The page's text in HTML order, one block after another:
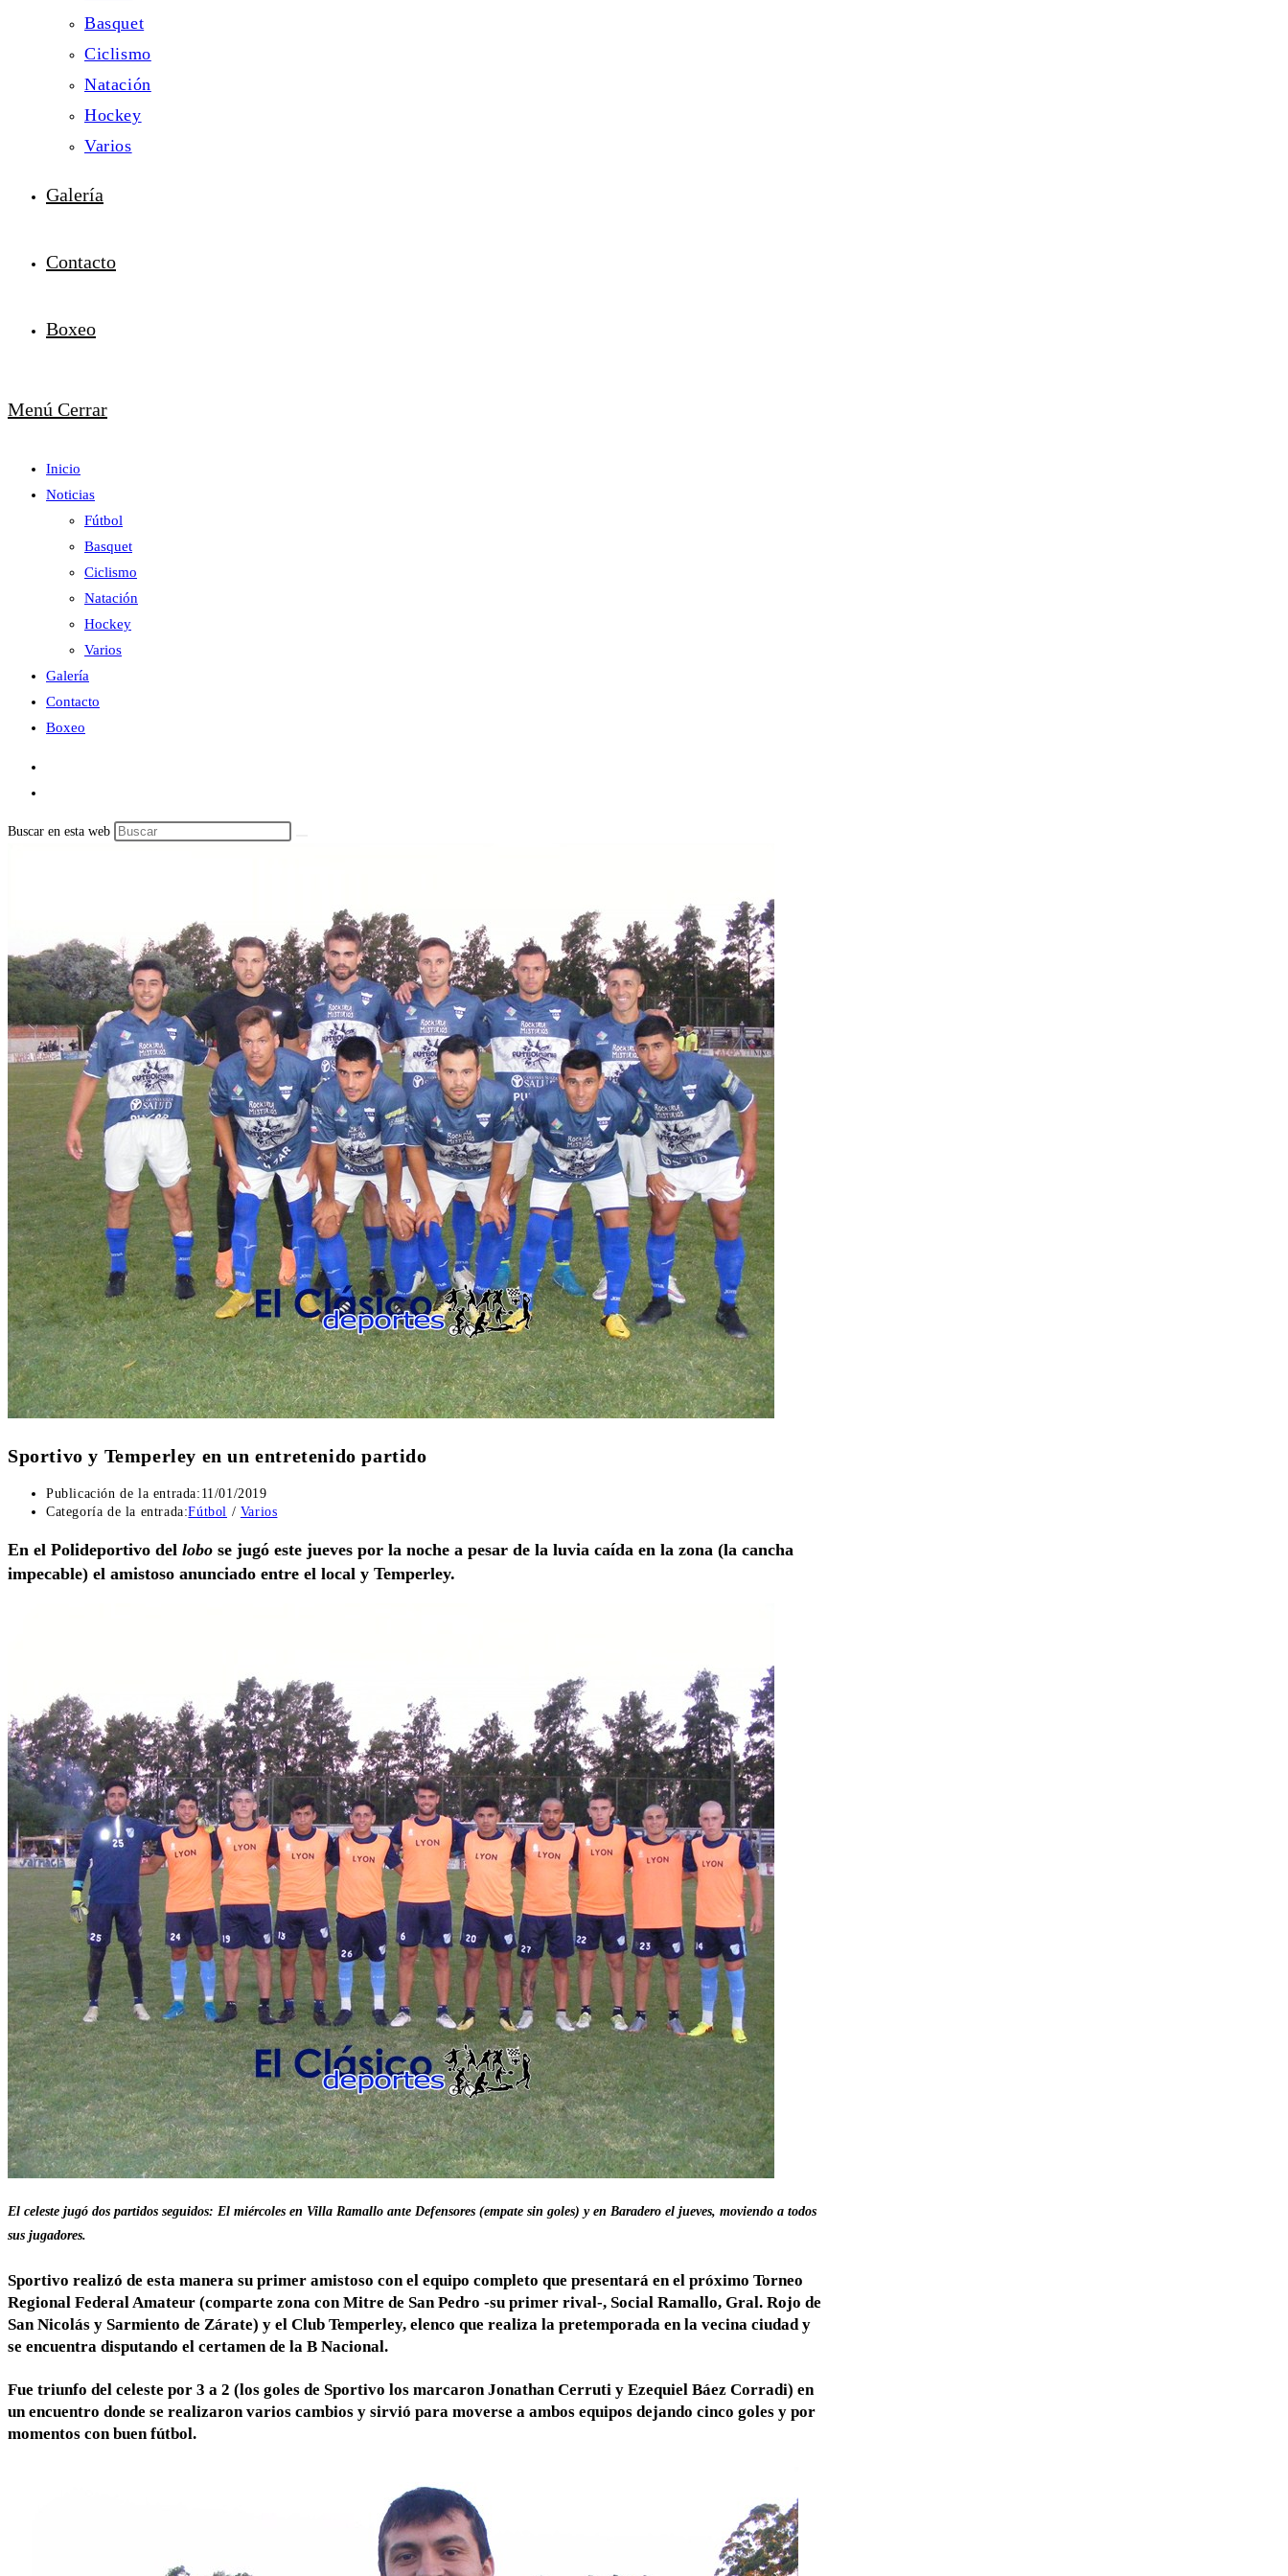
Basquet
Ciclismo
Natación
Hockey
Varios
Galería
Contacto
Boxeo
Menú Cerrar
Inicio
Noticias
Fútbol
Basquet
Ciclismo
Natación
Hockey
Varios
Galería
Contacto
Boxeo
Buscar en esta web
Sportivo y Temperley en un entretenido partido
Publicación de la entrada: 11/01/2019
Categoría de la entrada:Fútbol / Varios
En el Polideportivo del lobo se jugó este jueves por la noche a pesar de la luvia caída en la zona (la cancha
impecable) el amistoso anunciado entre el local y Temperley.
El celeste jugó dos partidos seguidos: El miércoles en Villa Ramallo ante Defensores (empate sin goles) y en Baradero el jueves, moviendo a todos
sus jugadores.
Sportivo realizó de esta manera su primer amistoso con el equipo completo que presentará en el próximo Torneo
Regional Federal Amateur (comparte zona con Mitre de San Pedro -su primer rival-, Social Ramallo, Gral. Rojo de
San Nicolás y Sarmiento de Zárate) y el Club Temperley, elenco que realiza la pretemporada en la vecina ciudad y
se encuentra disputando el certamen de la B Nacional.
Fue triunfo del celeste por 3 a 2 (los goles de Sportivo los marcaron Jonathan Cerruti y Ezequiel Báez Corradi) en
un encuentro donde se realizaron varios cambios y sirvió para moverse a ambos equipos dejando cinco goles y por
momentos con buen fútbol.